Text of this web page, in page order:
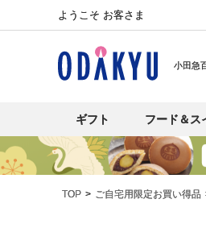
ようこそ お客さま
小田急
ギフト フード＆ス
TOP ご自宅用限定お買い得品